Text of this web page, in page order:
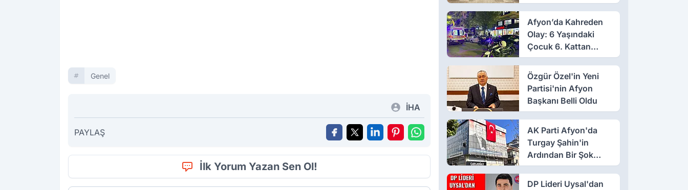
Genel
İHA
PAYLAŞ
İlk Yorum Yazan Sen Ol!
Afyon’da Kahreden
Olay: 6 Yaşındaki
Çocuk 6. Kattan
Düştü
Özgür Özel'in Yeni
Partisi'nin Afyon
Başkanı Belli Oldu
AK Parti Afyon'da
Turgay Şahin'in
Ardından Bir Şok
Daha!
DP Lideri Uysal'dan